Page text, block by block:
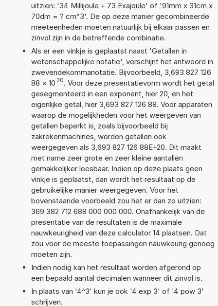
uitzien: '34 Millijoule + 73 Exajoule' of '91mm x 31cm x
70dm = ? cm^3'. De op deze manier gecombineerde
meeteenheden moeten natuurlijk bij elkaar passen en
zinvol zijn in de betreffende combinatie.
Als er een vinkje is geplaatst naast 'Getallen in
wetenschappelijke notatie', verschijnt het antwoord in
zwevendekommanotatie. Bijvoorbeeld, 3,693 827 126
88 × 10 20. Voor deze presentatievorm wordt het getal
gesegmenteerd in een exponent, hier 20, en het
eigenlijke getal, hier 3,693 827 126 88. Voor apparaten
waarop de mogelijkheden voor het weergeven van
getallen beperkt is, zoals bijvoorbeeld bij
zakrekenmachines, worden getallen ook
weergegeven als 3,693 827 126 88E+20. Dit maakt
met name zeer grote en zeer kleine aantallen
gemakkelijker leesbaar. Indien op deze plaats geen
vinkje is geplaatst, dan wordt het resultaat op de
gebruikelijke manier weergegeven. Voor het
bovenstaande voorbeeld zou het er dan zo uitzien:
369 382 712 688 000 000 000. Onafhankelijk van de
presentatie van de resultaten is de maximale
nauwkeurigheid van deze calculator 14 plaatsen. Dat
zou voor de meeste toepassingen nauwkeurig genoeg
moeten zijn.
Indien nodig kan het resultaat worden afgerond op
een bepaald aantal decimalen wanneer dit zinvol is.
In plaats van '4^3' kun je ook '4 exp 3' of '4 pow 3'
schrijven.